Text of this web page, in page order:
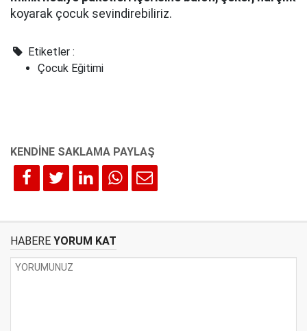
koyarak çocuk sevindirebiliriz.
Etiketler :
Çocuk Eğitimi
HABERE YORUM KAT